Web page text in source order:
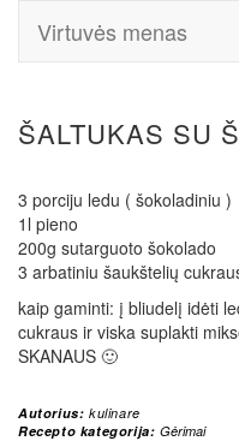
Virtuvės menas
ŠALTUKAS SU
3 porciju ledu ( šokoladiniu )
1l pieno
200g sutarguoto šokolado
3 arbatiniu šaukštelių
kaip gaminti: į bliudelį idėti
cukraus ir viska suplakti
SKANAUS 🙂
Autorius: kulinare
Recepto kategorija: Gėrimai